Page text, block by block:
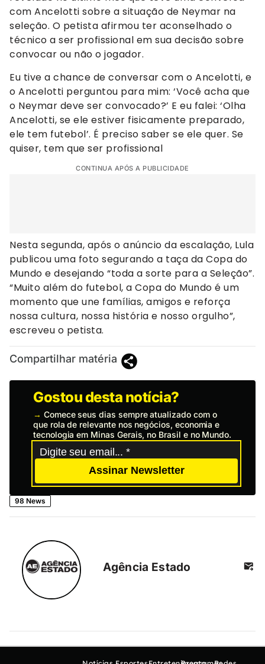
com Ancelotti sobre a situação de Neymar na
seleção. O petista afirmou ter aconselhado o
técnico a ser profissional em sua decisão sobre
convocar ou não o jogador.
Eu tive a chance de conversar com o Ancelotti, e
o Ancelotti perguntou para mim: ‘Você acha que
o Neymar deve ser convocado?’ E eu falei: ‘Olha
Ancelotti, se ele estiver fisicamente preparado,
ele tem futebol’. É preciso saber se ele quer. Se
quiser, tem que ser profissional
CONTINUA APÓS A PUBLICIDADE
Nesta segunda, após o anúncio da escalação, Lula
publicou uma foto segurando a taça da Copa do
Mundo e desejando “toda a sorte para a Seleção”.
“Muito além do futebol, a Copa do Mundo é um
momento que une famílias, amigos e reforça
nossa cultura, nossa história e nosso orgulho”,
escreveu o petista.
Compartilhar matéria
Gostou desta notícia?
→ Comece seus dias sempre atualizado com o
que rola de relevante nos negócios, economia e
tecnologia em Minas Gerais, no Brasil e no Mundo.
Assinar Newsletter
98 News
Agência Estado